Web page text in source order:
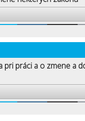
pri práci a o zmene a